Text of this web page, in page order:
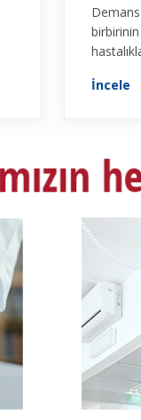
Demans
birbirinin
İncele